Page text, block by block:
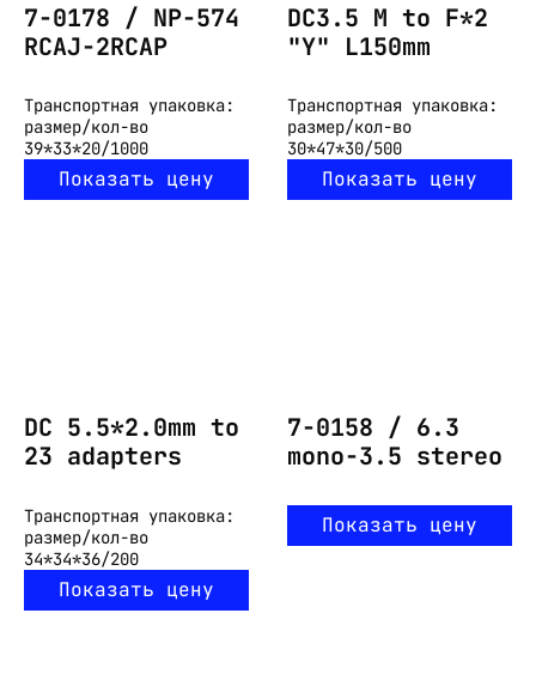
7-0178 / NP-574
RCAJ-2RCAP
Транспортная упаковка:
размер/кол-во
39*33*20/1000
Показать цену
DC3.5 M to F*2
"Y" L150mm
Транспортная упаковка:
размер/кол-во
30*47*30/500
Показать цену
DC 5.5*2.0mm to
23 adapters
Транспортная упаковка:
размер/кол-во
34*34*36/200
Показать цену
7-0158 / 6.3
mono-3.5 stereo
Показать цену